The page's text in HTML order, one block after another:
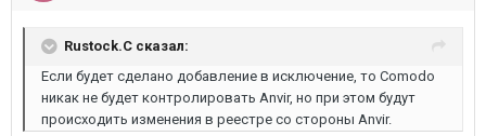
Rustock.C сказал:
Если будет сделано добавление в исключение, то Comodo
никак не будет контролировать Anvir, но при этом будут
происходить изменения в реестре со стороны Anvir.